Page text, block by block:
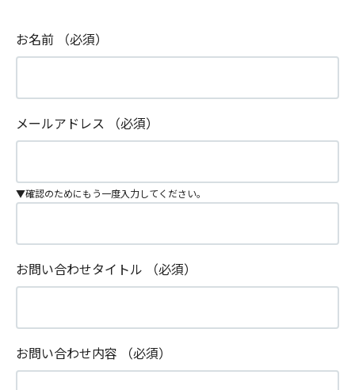
お名前 （必須）
メールアドレス （必須）
▼確認のためにもう一度入力してください。
お問い合わせタイトル （必須）
お問い合わせ内容 （必須）